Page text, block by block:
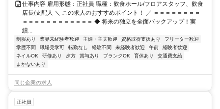
仕事内容 雇用形態：正社員 職種：飲食ホール/フロアスタッフ、飲食
店長/支配人 ＼ この求人のおすすめポイント！ ／ ＝＝＝＝＝＝＝＝
＝＝＝＝＝＝＝＝＝＝＝＝ ◆ 将来の独立を全面バックアップ！実
績...
制服あり 業界未経験者歓迎 主婦・主夫歓迎 資格取得支援あり
フリーター歓迎
学歴不問
職場見学可 転勤なし 経験不問 未経験者歓迎 午前
経験者歓迎
ネイルOK
研修あり 夕方 賞与あり ブランクOK 育休あり
交通費支給
まかないあり
同じ企業の求人
正社員